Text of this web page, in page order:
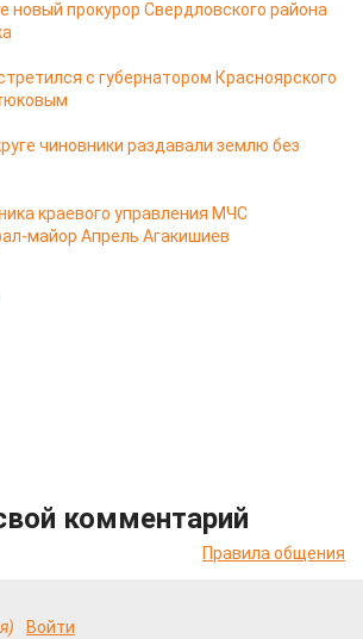
новый прокурор Свердловского района
с губернатором Красноярского
чиновники раздавали землю без
краевого управления МЧС
майор Апрель Агакишиев
комментарий
Правила общения
Войти